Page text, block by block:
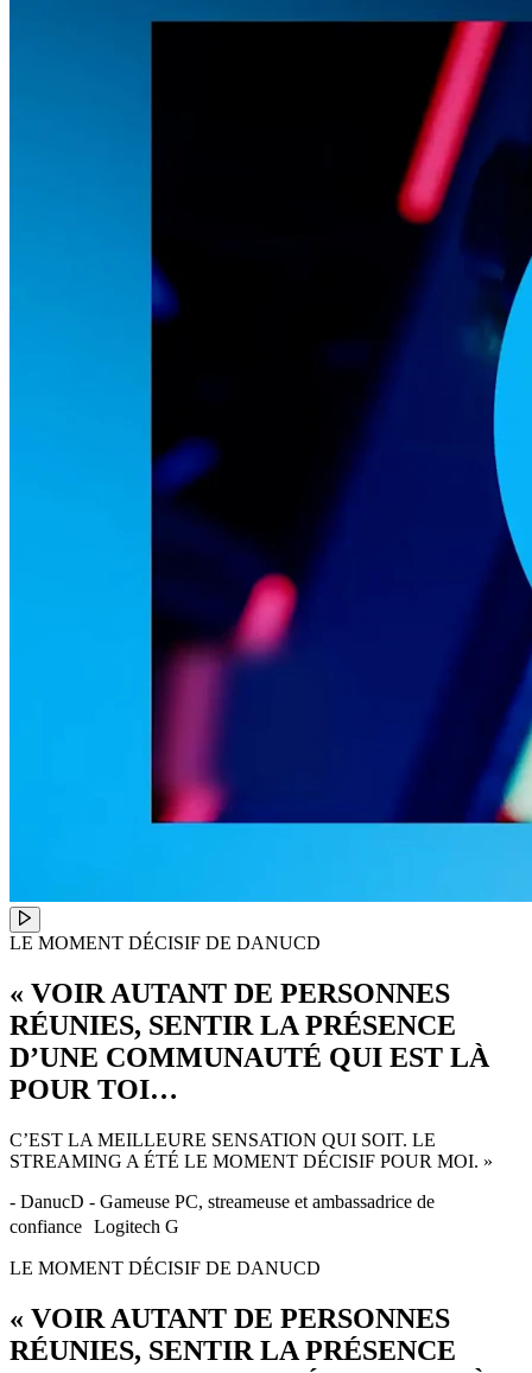
LE MOMENT DÉCISIF DE DANUCD
« VOIR AUTANT DE PERSONNES
RÉUNIES, SENTIR LA PRÉSENCE
D’UNE COMMUNAUTÉ QUI EST LÀ
POUR TOI…
C’EST LA MEILLEURE SENSATION QUI SOIT. LE
STREAMING A ÉTÉ LE MOMENT DÉCISIF POUR MOI. »
- DanucD - Gameuse PC, streameuse et ambassadrice de
confiance Logitech G
LE MOMENT DÉCISIF DE DANUCD
« VOIR AUTANT DE PERSONNES
RÉUNIES, SENTIR LA PRÉSENCE